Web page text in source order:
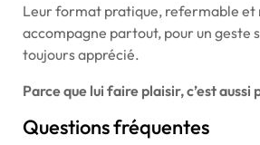
Leur format pratique, refermable et
accompagne partout, pour un geste
toujours apprécié.
Parce que lui faire plaisir, c’est aussi
Questions fréquentes